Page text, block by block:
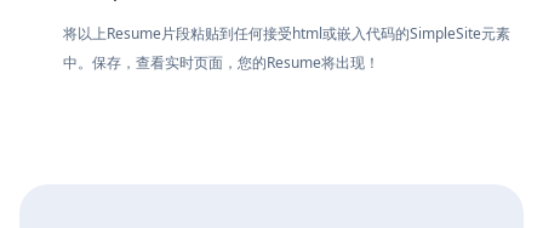
将以上Resume片段粘贴到任何接受html或嵌入代码的SimpleSite元素
中。保存，查看实时页面，您的Resume将出现！